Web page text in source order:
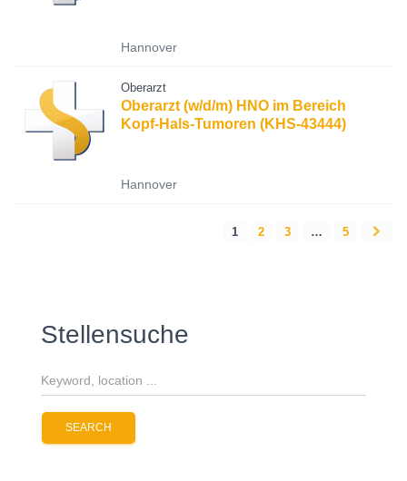
Hannover
Oberarzt
Oberarzt (w/d/m) HNO im Bereich
Kopf-Hals-Tumoren (KHS-43444)
Hannover
1 2 3 … 5
Stellensuche